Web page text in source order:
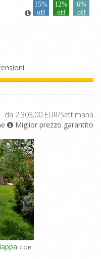
15%
off
12%
off
6%
off
da 2.303,00 EUR/Settimana
Miglior prezzo garantito
7-OR